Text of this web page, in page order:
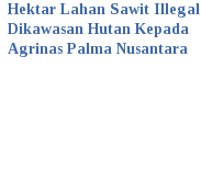
Hektar Lahan Sawit Illegal
Dikawasan Hutan Kepada
Agrinas Palma Nusantara